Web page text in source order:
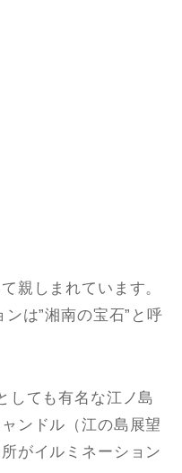
親しまれています。
は”湘南の宝石”と呼
しても有名な江ノ島
ンドル（江の島展望
がイルミネーション